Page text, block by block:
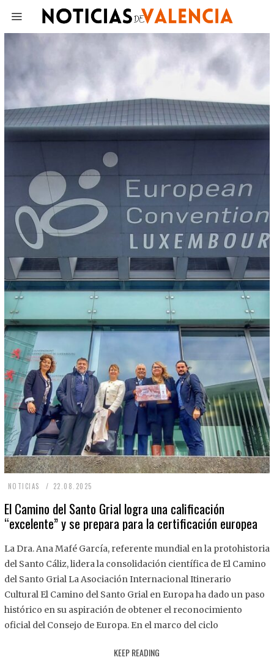
NOTICIAS 22.08.2025
.
8
2
2
El Camino del Santo Grial logra una calificación
“excelente” y se prepara para la certificación europea
La Dra. Ana Mafé García, referente mundial en la protohistoria
del Santo Cáliz, lidera la consolidación científica de El Camino
del Santo Grial La Asociación Internacional Itinerario
Cultural El Camino del Santo Grial en Europa ha dado un paso
histórico en su aspiración de obtener el reconocimiento
oficial del Consejo de Europa. En el marco del ciclo
KEEP READING